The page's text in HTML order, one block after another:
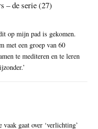
– de serie (27)
op mijn pad is gekomen.
met een groep van 60
te mediteren en te leren
gaat over ‘verlichting’